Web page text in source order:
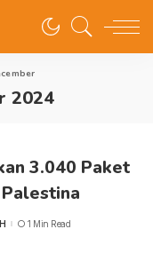
2024
3.040 Paket
1 Min Read